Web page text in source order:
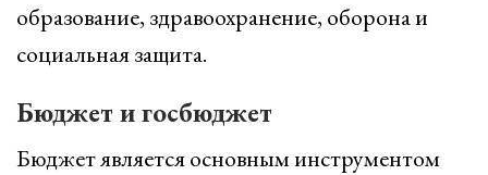
образование, здравоохранение, оборона и
социальная защита.
Бюджет и госбюджет
Бюджет является основным инструментом